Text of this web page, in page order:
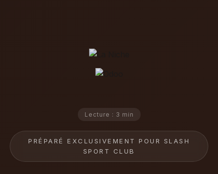
Lecture : 3 min
PRÉPARÉ EXCLUSIVEMENT POUR SLASH
SPORT CLUB